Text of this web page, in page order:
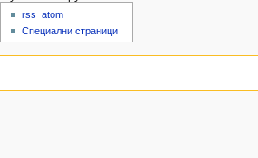
rss
atom
Специални страници